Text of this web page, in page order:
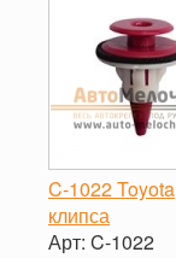
C-1022 Toyota
клипса
Арт: C-1022